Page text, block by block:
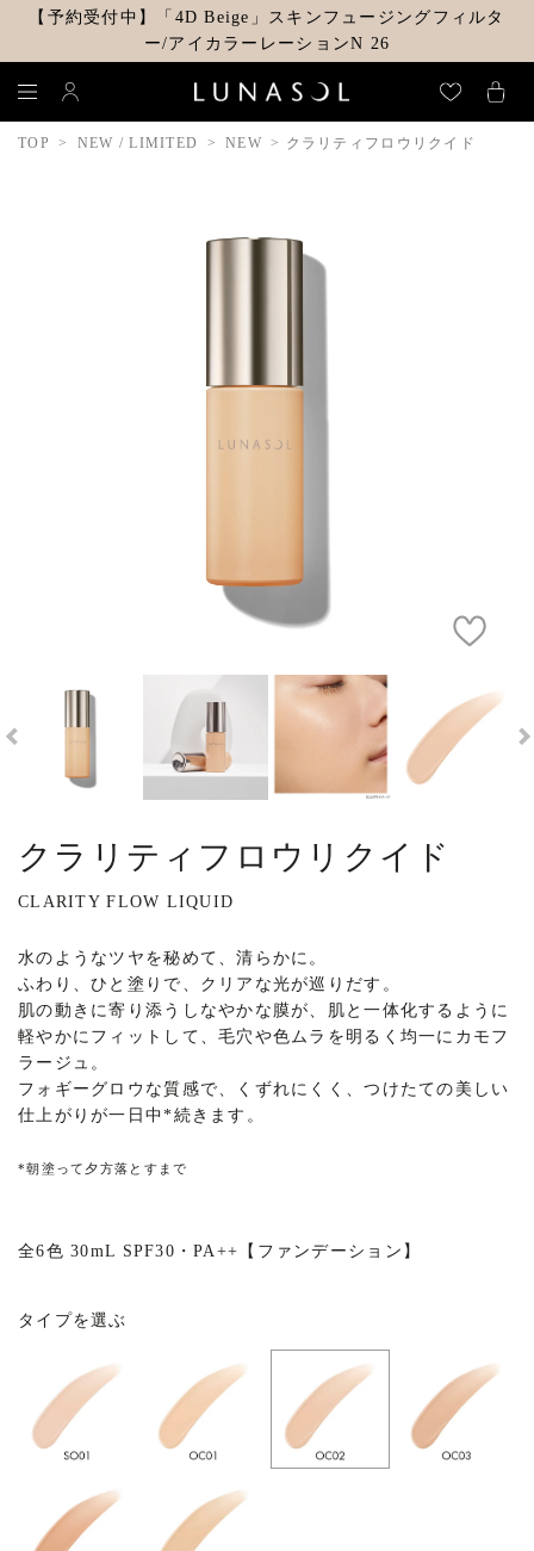
【予約受付中】「4D Beige」スキンフュージングフィルタ
ー/アイカラーレーションN 26
TOP NEW / LIMITED NEW クラリティフロウリクイド
クラリティフロウリクイド
CLARITY FLOW LIQUID
水のようなツヤを秘めて、清らかに。
ふわり、ひと塗りで、クリアな光が巡りだす。
肌の動きに寄り添うしなやかな膜が、肌と一体化するように
軽やかにフィットして、毛穴や色ムラを明るく均一にカモフ
ラージュ。
フォギーグロウな質感で、くずれにくく、つけたての美しい
仕上がりが一日中*続きます。
*朝塗って夕方落とすまで
全6色 30mL SPF30・PA++【ファンデーション】
タイプを選ぶ